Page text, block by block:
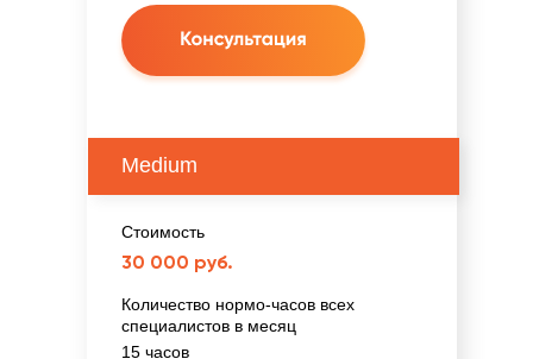
Medium
30 000 руб.
15 часов
Стоимость
Количество нормо-часов всех
специалистов в месяц